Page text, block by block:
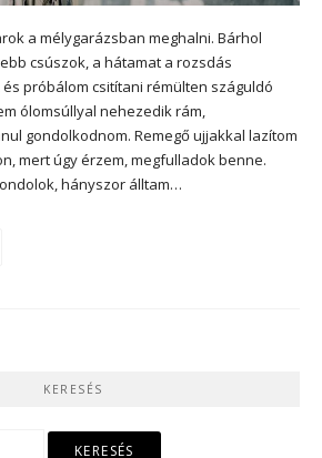
a mélygarázsban meghalni. Bárhol
csúszok, a hátamat a rozsdás
próbálom csitítani rémülten száguldó
ólomsúllyal nehezedik rám,
gondolkodnom. Remegő ujjakkal lazítom
mert úgy érzem, megfulladok benne.
hányszor álltam…
KERESÉS